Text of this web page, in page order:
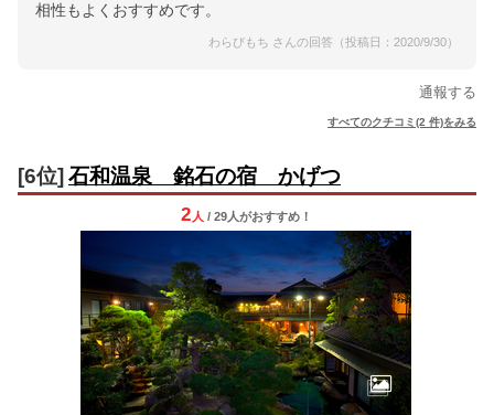
相性もよくおすすめです。
わらびもち さんの回答（投稿日：2020/9/30）
通報する
すべてのクチコミ(2 件)をみる
[6位] 石和温泉 銘石の宿 かげつ
2 人 / 29人がおすすめ！